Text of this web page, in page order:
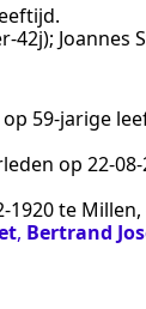
42j); Joannes
op 59-jarige
op
te Millen
, Bertrand